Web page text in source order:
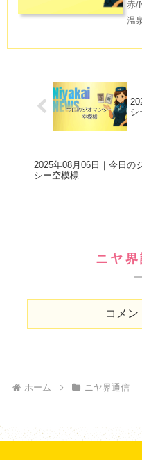
赤/
温
ゆ
消
シ
2025年08月06日｜今日の
シー空模様
ニヤ
コメン
ホーム ニヤ界通信